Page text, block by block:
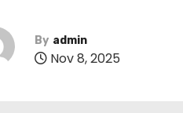
By admin
Nov 8, 2025